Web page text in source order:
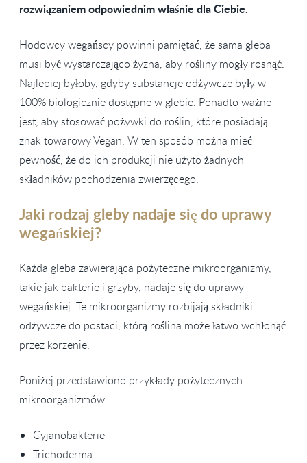
rozwiązaniem odpowiednim właśnie dla Ciebie.
Hodowcy wegańscy powinni pamiętać, że sama gleba
musi być wystarczająco żyzna, aby rośliny mogły rosnąć.
Najlepiej byłoby, gdyby substancje odżywcze były w
100% biologicznie dostępne w glebie. Ponadto ważne
jest, aby stosować pożywki do roślin, które posiadają
znak towarowy Vegan. W ten sposób można mieć
pewność, że do ich produkcji nie użyto żadnych
składników pochodzenia zwierzęcego.
Jaki rodzaj gleby nadaje się do uprawy
wegańskiej?
Każda gleba zawierająca pożyteczne mikroorganizmy,
takie jak bakterie i grzyby, nadaje się do uprawy
wegańskiej. Te mikroorganizmy rozbijają składniki
odżywcze do postaci, którą roślina może łatwo wchłonąć
przez korzenie.
Poniżej przedstawiono przykłady pożytecznych
mikroorganizmów:
Cyjanobakterie
Trichoderma